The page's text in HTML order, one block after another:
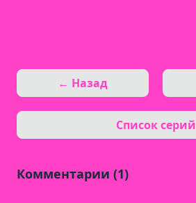
← Назад
Список серий
Комментарии (1)